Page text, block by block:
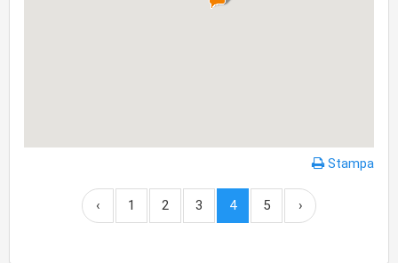
Stampa
‹ 1 2 3 4 5 ›